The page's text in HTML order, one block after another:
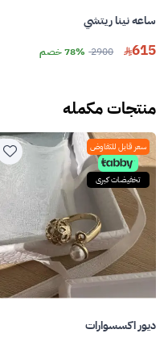
ساعه نينا ريتشي
615
2900 78% خصم
منتجات مكمله
سعر قابل للتفاوض
تخفيضات كبرى
ديور اكسسوارات